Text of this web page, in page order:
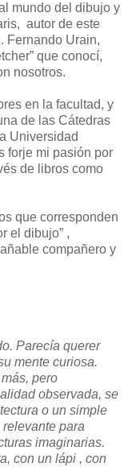
mundo del dibujo y
autor de este
Fernando Urain,
que conocí,
nosotros.
en la facultad, y
de las Cátedras
Universidad
forje mi pasión por
de libros como
que corresponden
el dibujo” ,
compañero y
Parecía querer
mente curiosa.
pero
observada, se
o un simple
para
imaginarias.
con un lápi , con